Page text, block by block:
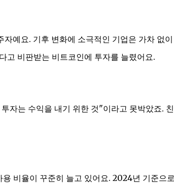
자예요. 기후 변화에 소극적인 기업은 가차 없
고 비판받는 비트코인에 투자를 늘렸어요.
자는 수익을 내기 위한 것"이라고 못박았죠.
비율이 꾸준히 늘고 있어요. 2024년 기준으